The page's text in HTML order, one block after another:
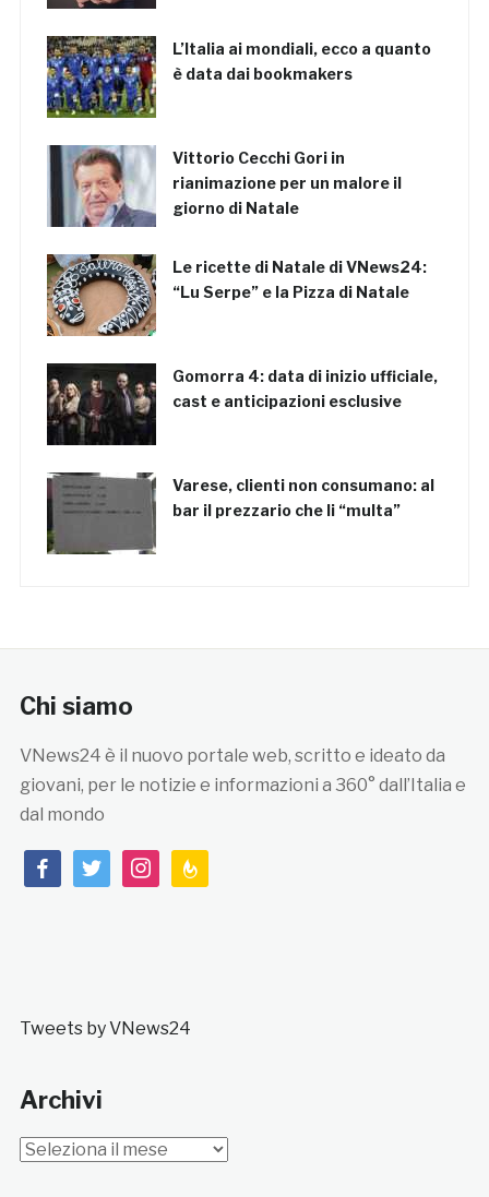
L’Italia ai mondiali, ecco a quanto
è data dai bookmakers
Vittorio Cecchi Gori in
rianimazione per un malore il
giorno di Natale
Le ricette di Natale di VNews24:
“Lu Serpe” e la Pizza di Natale
Gomorra 4: data di inizio ufficiale,
cast e anticipazioni esclusive
Varese, clienti non consumano: al
bar il prezzario che li “multa”
Chi siamo
VNews24 è il nuovo portale web, scritto e ideato da
giovani, per le notizie e informazioni a 360° dall’Italia e
dal mondo
facebooktwitterinstagramfeedburner
Tweets by VNews24
Archivi
Archivi